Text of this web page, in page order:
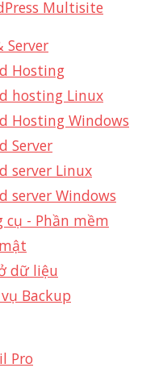
Multisite
Server
Hosting
hosting Linux
Hosting Windows
Server
server Linux
server Windows
cụ - Phần mềm
dữ liệu
Backup
Pro